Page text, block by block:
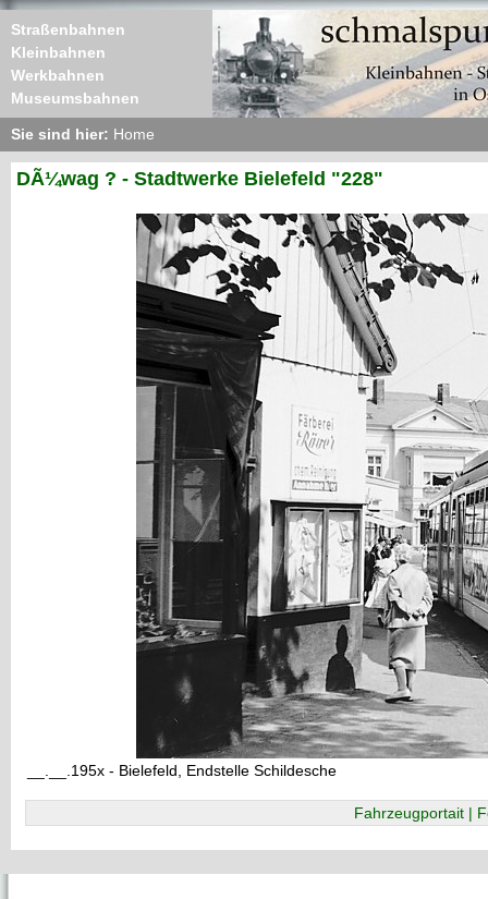
Straßenbahnen
Kleinbahnen
Werkbahnen
Museumsbahnen
Sie sind hier: Home
DÃ¼wag ? - Stadtwerke Bielefeld "228"
__.__.195x - Bielefeld, Endstelle Schildesche
Fahrzeugportait |